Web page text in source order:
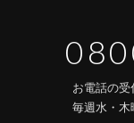
お電話の
毎週水・木